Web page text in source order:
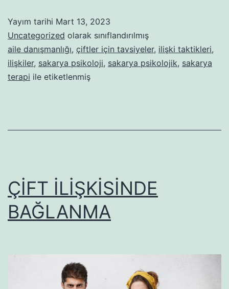
Yayım tarihi Mart 13, 2023
Uncategorized olarak sınıflandırılmış
aile danışmanlığı, çiftler için tavsiyeler, ilişki taktikleri,
ilişkiler, sakarya psikoloji, sakarya psikolojik, sakarya
terapi ile etiketlenmiş
ÇİFT İLİŞKİSİNDE
BAĞLANMA